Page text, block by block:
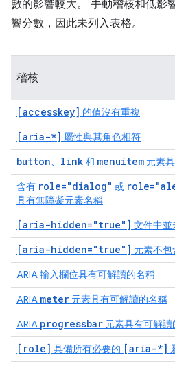
數的影響較大。 手動稽核和低影
響分數，因此未列入表格。
稽核
[accesskey] 的值沒有重複
[aria-*] 屬性與其角色相符
button、 link和 menuitem 元素
含有 role="dialog" 或
具有無障礙元素名稱
[aria-hidden="true"] 文件中並
[aria-hidden="true"] 元素不
ARIA 輸入欄位具有可解讀的名稱
ARIA meter 元素具有可解讀的名稱
ARIA progressbar 元素具有可解讀
[role] 具備所有必要的 [aria-*]